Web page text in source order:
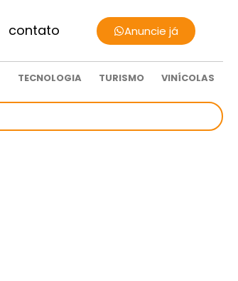
contato Anuncie já
TECNOLOGIA TURISMO VINÍCOLAS